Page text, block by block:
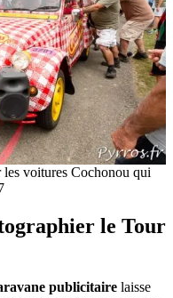
les voitures Cochonou qui
le Tour
publicitaire laisse